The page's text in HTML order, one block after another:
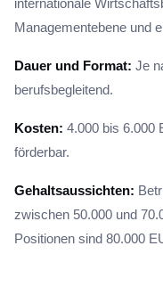
internationale
Managementebene und
Dauer und Format: Je
berufsbegleitend.
Kosten: 4.000 bis 6.000
förderbar.
Gehaltsaussichten:
zwischen 50.000 und
Positionen sind 80.000